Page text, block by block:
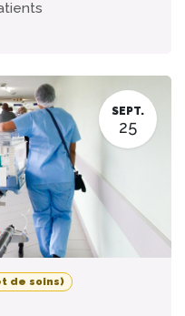
SEPT.
25
de soins)